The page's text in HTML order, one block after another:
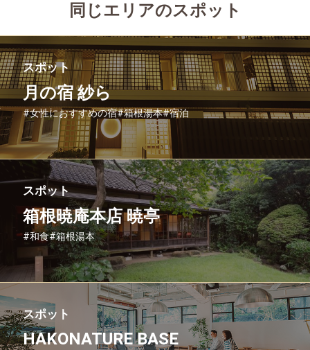
同じエリアのスポット
スポット
月の宿 紗ら
#女性におすすめの宿#箱根湯本#宿泊
スポット
箱根暁庵本店 暁亭
#和食#箱根湯本
スポット
HAKONATURE BASE